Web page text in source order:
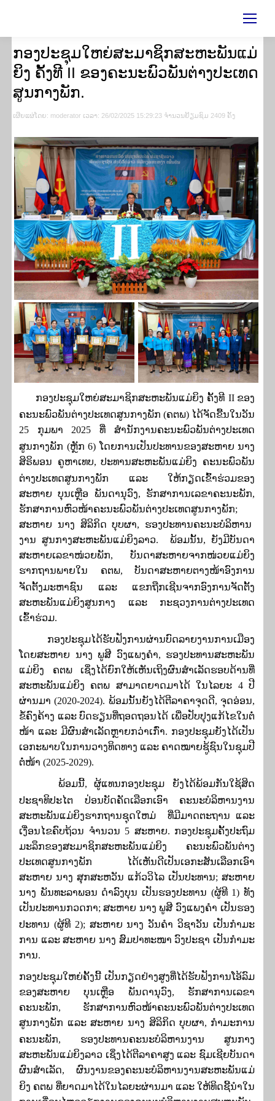
ກອງປະຊຸມໃຫຍ່ສະມາຊິກສະຫະພັນແມ່
ຍິງ ຄັ້ງທີ II ຂອງຄະນະພົວພັນຕ່າງປະເທດ
ສູນກາງພັກ.
ເຜີຍ​ແຜ່​ໂດຍ​: moderator ເວ​ລາ: 26/02/2025 15:29:23 ຈຳ​ນວນ​​ຢ້ຽມ​ຊົມ 2409 ຄັ້ງ
ກອງປະຊຸມໃຫຍ່ສະມາຊິກສະຫະພັນແມ່ຍິງ ຄັ້ງທີ II ຂອງ
ຄະນະພົວພັນຕ່າງປະເທດສູນກາງພັກ (ຄຕພ) ໄດ້ຈັດຂື້ນໃນວັນ
25 ກຸມພາ 2025 ທີ່ ສໍານັກງານຄະນະພົວພັນຕ່າງປະເທດ
ສູນກາງພັກ (ຫຼັກ 6) ໂດຍການເປັນປະທານຂອງສະຫາຍ ນາງ
ສິຣິພອນ ຄູຫາເທບ, ປະທານສະຫະພັນແມ່ຍິງ ຄະນະພົວພັນ
ຕ່າງປະເທດສູນກາງພັກ ແລະ ໃຫ້ກຽດເຂົ້າຮ່ວມຂອງ
ສະຫາຍ ບຸນເຫຼືອ ພັນດານຸວົງ, ຮັກສາການເລຂາຄະນະພັກ,
ຮັກສາການຫົວໜ້າຄະນະພົວພັນຕ່າງປະເທດສູນກາງພັກ;
ສະຫາຍ ນາງ ສິລິກິດ ບຸບຜາ, ຮອງປະທານຄະນະບໍລິຫານ
ງານ ສູນກາງສະຫະພັນແມ່ຍິງລາວ. ພ້ອມນັ້ນ, ຍັງມີບັນດາ
ສະຫາຍເລຂາໜ່ວຍພັກ, ບັນດາສະຫາຍຈາກໜ່ວຍແມ່ຍິງ
ຮາກຖານພາຍໃນ ຄຕພ,
ບັນດາສະຫາຍຕາງໜ້າອົງການ
ຈັດຕັ້ງມະຫາຊົນ ແລະ ແຂກຖືກເຊີນຈາກອົງການຈັດຕັ້ງ
ສະຫະພັນແມ່ຍິງສູນກາງ ແລະ ກະຊວງການຕ່າງປະເທດ
ເຂົ້າຮ່ວມ.
ກອງປະຊຸມໄດ້ຮັບຟັງການຜ່ານບົດລາຍງານການເມືອງ
ໂດຍສະຫາຍ ນາງ ພູສີ ວົງແພງຄໍາ, ຮອງປະທານສະຫະພັນ
ແມ່ຍິງ ຄຕພ ເຊິ່ງໄດ້ຍົກໃຫ້ເຫັນເຖິງຜົນສໍາເລັດຮອບດ້ານທີ່
ສະຫະພັນແມ່ຍິງ ຄຕພ ສາມາດຍາດມາໄດ້ ໃນໄລຍະ 4ປີ
ຜ່ານມາ(2020-2024). ພ້ອມນັ້ນຍັງໄດ້ຕີລາຄາຈຸດດີ, ຈຸດອ່ອນ,
ຂໍ້ຄົງຄ້າງ ແລະ ບົດຮຽນທີ່ຖອດຖອນໄດ້ ເພື່ອປັບປຸງແກ້ໄຂໃນຕໍ່
ໜ້າ ແລະ ມີຜົນສໍາເລັດຫຼາຍກວ່າເກົ່າ. ກອງປະຊຸມຍັງໄດ້ເປັນ
ເອກະພາບໃນການວາງທິດທາງ ແລະ ຄາດໝາຍຊູ້ຊົນໃນຊຸມປີ
ຕໍ່ໜ້າ (2025-2029).
ພ້ອມນີ້,
ຜູ້ແທນກອງປະຊຸມ ຍັງໄດ້ພ້ອມກັນໃຊ້ສິດ
ປະຊາທິປະໄຕ ປ່ອນບັດຄັດເລືອກເອົາ ຄະນະບໍລິຫານງານ
ສະຫະພັນແມ່ຍິງຮາກຖານຊຸດໃຫມ່ ທີ່ມີມາດຕະຖານ ແລະ
ເງື່ອນໄຂຄົບຖ້ວນ ຈໍານວນ 5 ສະຫາຍ. ກອງປະຊຸມຄັ້ງປະຖົມ
ມະລຶກຂອງສະມາຊິກສະຫະພັນແມ່ຍິງ ຄະນະພົວພັນຕ່າງ
ປະເທດສູນກາງພັກ ໄດ້ເຫັນດີເປັນເອກະສັນເລືອກເອົາ
ສະຫາຍ ນາງ ສຸກສະຫວັນ ແກ້ວວິໄລ ເປັນປະທານ; ສະຫາຍ
ນາງ ພັນທະລາພອນ ດໍາລົງບຸນ ເປັນຮອງປະທານ (ຜູ້ທີ 1)ທັງ
ເປັນປະທານກວດກາ; ສະຫາຍ ນາງ ພູສີ ວົງແພງຄໍາ ເປັນຮອງ
ປະທານ (ຜູ້ທີ 2); ສະຫາຍ ນາງ ວັນຄໍາ ວິຊາວັນ ເປັນກໍາມະ
ການ ແລະ ສະຫາຍ ນາງ ສົມປາທະໜາ ວົງປະຊາ ເປັນກໍາມະ
ການ.
ກອງປະຊຸມໃຫຍ່ຄັ້ງນີ້ ເປັນກຽດຢ່າງສູງທີ່ໄດ້ຮັບຟັງການໂອ້ລົມ
ຂອງສະຫາຍ ບຸນເຫຼືອ ພັນດານຸວົງ, ຮັກສາການເລຂາ
ຄະນະພັກ, ຮັກສາການຫົວໜ້າຄະນະພົວພັນຕ່າງປະເທດ
ສູນກາງພັກ ແລະ ສະຫາຍ ນາງ ສິລິກິດ ບຸບຜາ, ກໍາມະການ
ຄະນະພັກ, ຮອງປະທານຄະນະບໍລິຫານງານ ສູນກາງ
ສະຫະພັນແມ່ຍິງລາວ ເຊິ່ງໄດ້ຕີລາຄາສູງ ແລະ ຊົມເຊີຍບັນດາ
ຜົນສໍາເລັດ,
ຜົນງານຂອງຄະນະບໍລິຫານງານສະຫະພັນແມ່
ຍິງ ຄຕພ ທີ່ຍາດມາໄດ້ໃນໄລຍະຜ່ານມາ ແລະ ໃຫ້ທິດຊີ້ນໍາໃນ